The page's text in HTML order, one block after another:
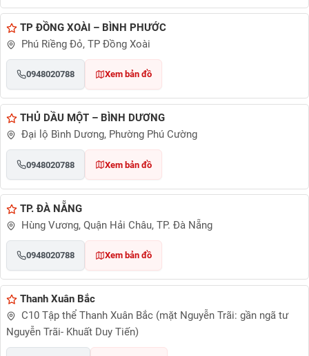
TP ĐỒNG XOÀI – BÌNH PHƯỚC
Phú Riềng Đỏ, TP Đồng Xoài
0948020788 Xem bản đồ
THỦ DẦU MỘT – BÌNH DƯƠNG
Đại lộ Bình Dương, Phường Phú Cường
0948020788 Xem bản đồ
TP. ĐÀ NẴNG
Hùng Vương, Quận Hải Châu, TP. Đà Nẵng
0948020788 Xem bản đồ
Thanh Xuân Bắc
C10 Tập thể Thanh Xuân Bắc (mặt Nguyễn Trãi: gần ngã tư
Nguyễn Trãi- Khuất Duy Tiến)